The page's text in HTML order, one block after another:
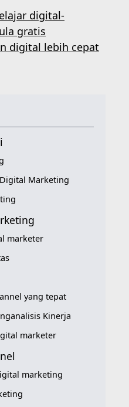
digital-
gratis
digital lebih cepat
Marketing
marketer
yang tepat
Kinerja
marketer
marketing